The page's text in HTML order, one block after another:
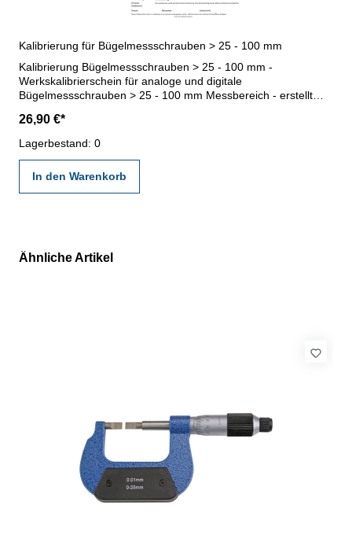
Kalibrierung für Bügelmessschrauben > 25 - 100 mm
Kalibrierung Bügelmessschrauben > 25 - 100 mm -
Werkskalibrierschein für analoge und digitale
Bügelmessschrauben > 25 - 100 mm Messbereich - erstellt
26,90 €*
Lagerbestand: 0
In den Warenkorb
Produktgalerie überspringen
Ähnliche Artikel